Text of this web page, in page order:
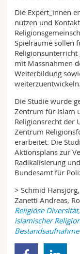
Die Expert_innen
nutzen und
Spielräume sollen
mit Massnahmen
Weiterbildung
weiterzuentwickeln.
Die Studie wurde
Zentrum für Islam
Religionsrecht der
Zentrum
erarbeitet. Die
Aktionsplans zur
Radikalisierung
Bundesamt für
> Schmid
Zanetti Andreas,
Religiöse
islamischer